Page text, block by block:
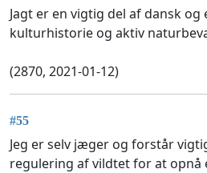
Jagt er en vigtig del af dansk
kulturhistorie og aktiv
(2870, 2021-01-12)
#55
Jeg er selv jæger og forstår
regulering af vildtet for at opnå